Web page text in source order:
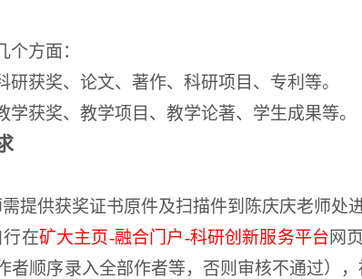
个方面：
研获奖、论文、著作、科研项目、专利等。
学获奖、教学项目、教学论著、学生成果等。
提供获奖证书原件及扫描件到陈庆庆老师处
行在矿大主页-融合门户-科研创新服务平台网
者顺序录入全部作者等，否则审核不通过），